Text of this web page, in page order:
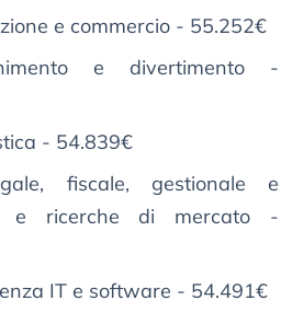
e commercio - 55.252€
e divertimento -
- 54.839€
fiscale, gestionale e
e ricerche di mercato -
IT e software - 54.491€